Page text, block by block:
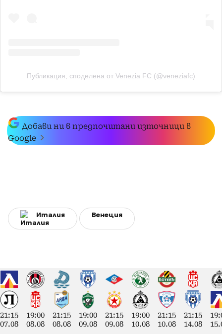
Публикация, споделена от Venezia FC (@veneziafc)
Добави ни в предпочитани източници в
Google
Италия Венеция
21:15
07.08
19:00
08.08
21:15
08.08
19:00
09.08
21:15
09.08
19:00
10.08
21:15
10.08
21:15
14.08